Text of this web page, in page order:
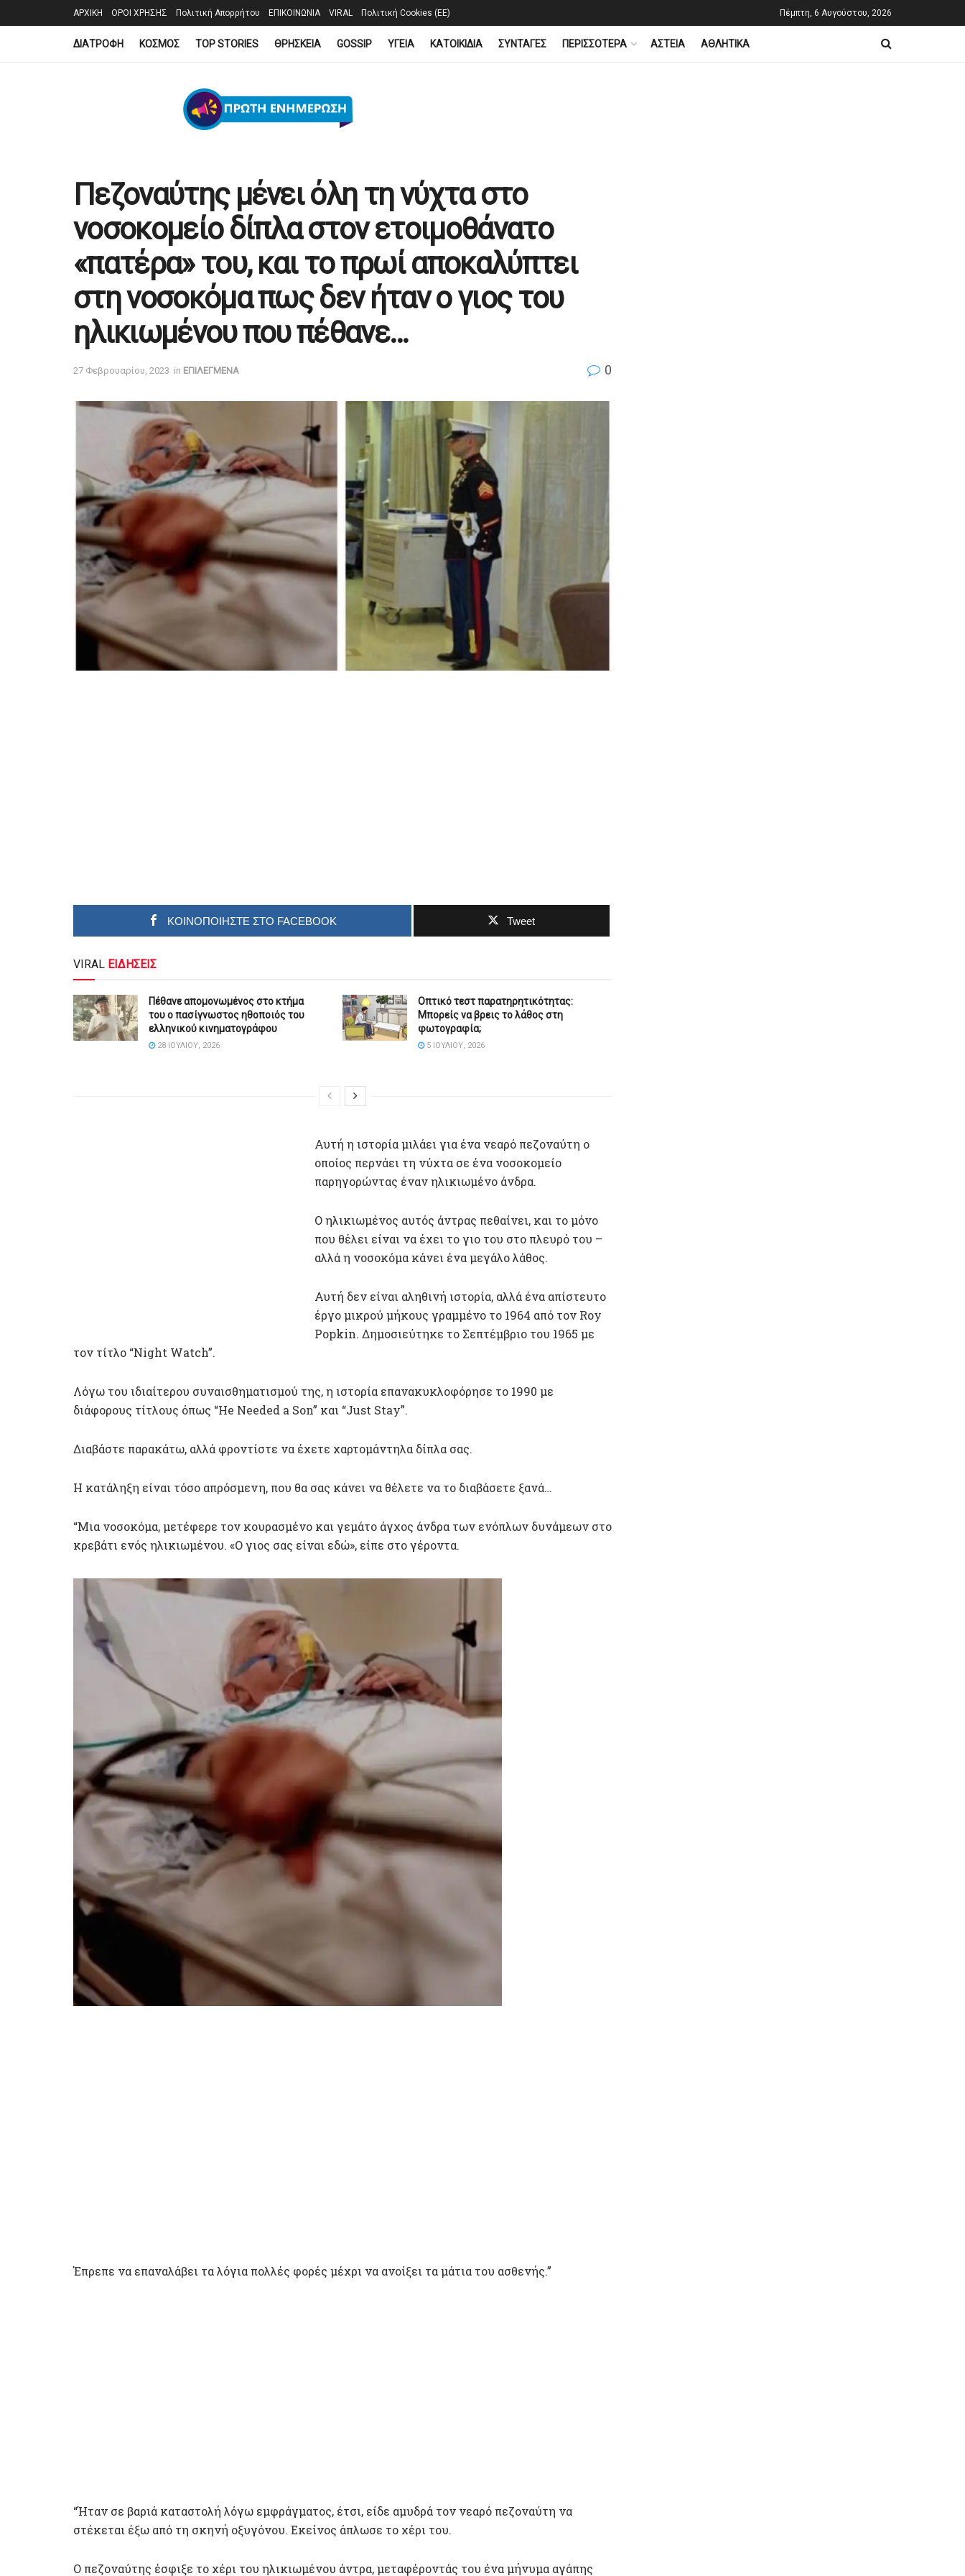
ΑΡΧΙΚΗ ΟΡΟΙ ΧΡΗΣΗΣ Πολιτική Απορρήτου ΕΠΙΚΟΙΝΩΝΙΑ VIRAL Πολιτική Cookies (ΕΕ) Πέμπτη, 6 Αυγούστου, 2026
ΔΙΑΤΡΟΦΗ ΚΟΣΜΟΣ TOP STORIES ΘΡΗΣΚΕΙΑ GOSSIP YΓΕΙΑ ΚΑΤΟΙΚΙΔΙΑ ΣΥΝΤΑΓΕΣ ΠΕΡΙΣΣΟΤΕΡΑ ΑΣΤΕΙΑ ΑΘΛΗΤΙΚΑ
Πεζοναύτης μένει όλη τη νύχτα στο
νοσοκομείο δίπλα στον ετοιμοθάνατο
«πατέρα» του, και το πρωί αποκαλύπτει
στη νοσοκόμα πως δεν ήταν ο γιος του
ηλικιωμένου που πέθανε…
27 Φεβρουαρίου, 2023 in ΕΠΙΛΕΓΜΕΝΑ 0
ΚΟΙΝΟΠΟΙΗΣΤΕ ΣΤΟ FACEBOOK Tweet
VIRAL ΕΙΔΗΣΕΙΣ
Πέθανε απομονωμένος στο κτήμα
του ο πασίγνωστος ηθοποιός του
ελληνικού κινηματογράφου
28 ΙΟΥΛΊΟΥ, 2026
Οπτικό τεστ παρατηρητικότητας:
Μπορείς να βρεις το λάθος στη
φωτογραφία;
5 ΙΟΥΛΊΟΥ, 2026
Αυτή η ιστορία μιλάει για ένα νεαρό πεζοναύτη ο
οποίος περνάει τη νύχτα σε ένα νοσοκομείο
παρηγορώντας έναν ηλικιωμένο άνδρα.
Ο ηλικιωμένος αυτός άντρας πεθαίνει, και το μόνο
που θέλει είναι να έχει το γιο του στο πλευρό του –
αλλά η νοσοκόμα κάνει ένα μεγάλο λάθος.
Αυτή δεν είναι αληθινή ιστορία, αλλά ένα απίστευτο
έργο μικρού μήκους γραμμένο το 1964 από τον Roy
Popkin. Δημοσιεύτηκε το Σεπτέμβριο του 1965 με
τον τίτλο “Night Watch”.
Λόγω του ιδιαίτερου συναισθηματισμού της, η ιστορία επανακυκλοφόρησε το 1990 με
διάφορους τίτλους όπως “He Needed a Son” και “Just Stay”.
Διαβάστε παρακάτω, αλλά φροντίστε να έχετε χαρτομάντηλα δίπλα σας.
Η κατάληξη είναι τόσο απρόσμενη, που θα σας κάνει να θέλετε να το διαβάσετε ξανά…
“Μια νοσοκόμα, μετέφερε τον κουρασμένο και γεμάτο άγχος άνδρα των ενόπλων δυνάμεων στο
κρεβάτι ενός ηλικιωμένου. «Ο γιος σας είναι εδώ», είπε στο γέροντα.
Έπρεπε να επαναλάβει τα λόγια πολλές φορές μέχρι να ανοίξει τα μάτια του ασθενής.”
“Ήταν σε βαριά καταστολή λόγω εμφράγματος, έτσι, είδε αμυδρά τον νεαρό πεζοναύτη να
στέκεται έξω από τη σκηνή οξυγόνου. Εκείνος άπλωσε το χέρι του.
Ο πεζοναύτης έσφιξε το χέρι του ηλικιωμένου άντρα, μεταφέροντάς του ένα μήνυμα αγάπης